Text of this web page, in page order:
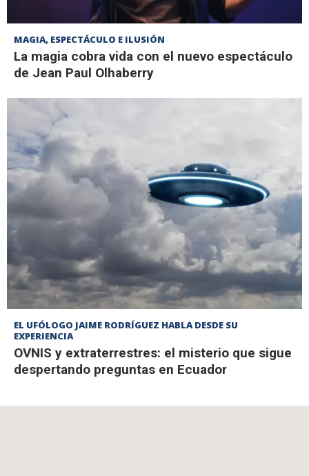
MAGIA, ESPECTÁCULO E ILUSIÓN
La magia cobra vida con el nuevo espectáculo
de Jean Paul Olhaberry
EL UFÓLOGO JAIME RODRÍGUEZ HABLA DESDE SU
EXPERIENCIA
OVNIS y extraterrestres: el misterio que sigue
despertando preguntas en Ecuador